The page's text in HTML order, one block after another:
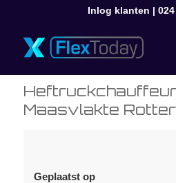
Inlog klanten |
Maasvlakte
Geplaatst op